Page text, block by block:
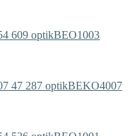
BEO1003
BEKO4007